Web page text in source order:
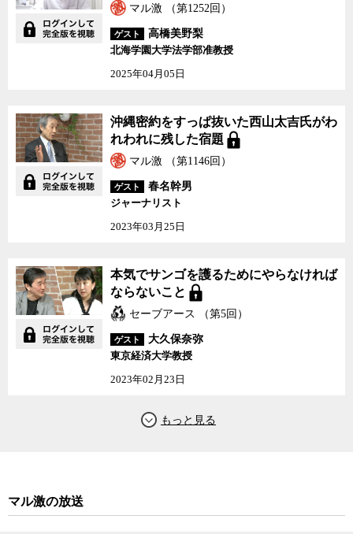
マル激 （第1252回）
ゲスト
高橋美野梨
北海学園大学法学部准教授
2025年04月05日
沖縄密約をすっぱ抜いた西山太吉氏がわ
れわれに残した宿題
マル激 （第1146回）
ゲスト
春名幹男
ジャーナリスト
2023年03月25日
本気でサンゴを護るためにやらなければ
ならないこと
セーブアース （第5回）
ゲスト
大久保奈弥
東京経済大学教授
2023年02月23日
マル激の放送